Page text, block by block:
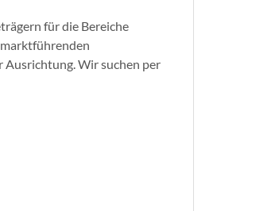
für die Bereiche
Wir suchen per